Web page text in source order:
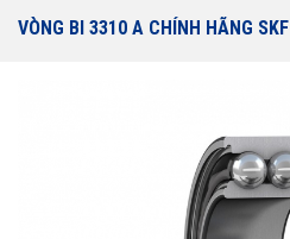
VÒNG BI 3310 A CHÍNH HÃNG SKF